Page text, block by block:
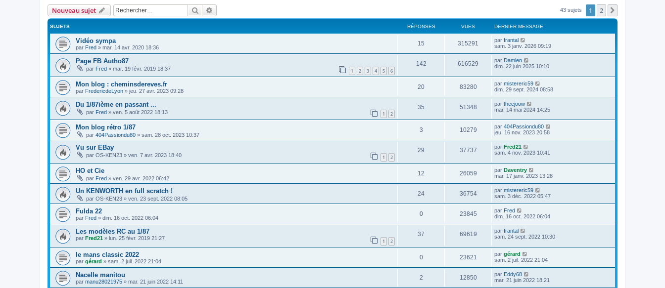
Nouveau sujet Rechercher 43 sujets 1 2
SUJETS RÉPONSES VUES DERNIER MESSAGE
Vidéo sympa
par Fred » mar. 14 avr. 2020 18:36
15 315291 par frantal
sam. 3 janv. 2026 09:19
Page FB Autho87
par Fred » mar. 19 févr. 2019 18:37 1 2 3 4 5 6
142 616529 par Damien
dim. 22 juin 2025 10:10
Mon blog : cheminsdereves.fr
par FredericdeLyon » jeu. 27 avr. 2023 09:28
20 83280 par mistereric59
dim. 29 sept. 2024 08:58
Du 1/87ième en passant ...
par Fred » ven. 5 août 2022 18:13 1 2
35 51348 par theejoow
mar. 14 mai 2024 14:25
Mon blog rétro 1/87
par 404Passiondu80 » sam. 28 oct. 2023 10:37
3 10279 par 404Passiondu80
jeu. 16 nov. 2023 20:58
Vu sur EBay
par OS-KEN23 » ven. 7 avr. 2023 18:40 1 2
29 37737 par Fred21
sam. 4 nov. 2023 10:41
HO et Cie
par Fred » ven. 29 avr. 2022 06:42
12 26059 par Daventry
mar. 17 janv. 2023 13:28
Un KENWORTH en full scratch !
par OS-KEN23 » ven. 23 sept. 2022 08:05
24 36754 par mistereric59
sam. 3 déc. 2022 05:47
Fulda 22
par Fred » dim. 16 oct. 2022 06:04
0 23845 par Fred
dim. 16 oct. 2022 06:04
Les modèles RC au 1/87
par Fred21 » lun. 25 févr. 2019 21:27 1 2
37 69619 par frantal
sam. 24 sept. 2022 10:30
le mans classic 2022
par gérard » sam. 2 juil. 2022 21:04
0 23621 par gérard
sam. 2 juil. 2022 21:04
Nacelle manitou
par manu28021975 » mar. 21 juin 2022 14:11
2 12850 par Eddy68
mar. 21 juin 2022 18:21